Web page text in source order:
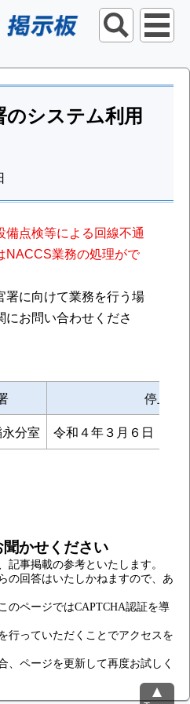
のシステム利用
点検等による回線不通
NACCS業務の処理がで
に向けて業務を行う場
お問い合わせくださ
停止期
分室 令和４年３月６日（日
かせください